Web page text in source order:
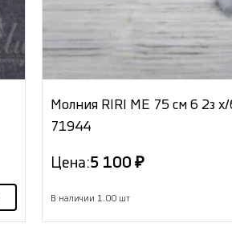
Молния RIRI МЕ 75 см 6 2з х/
71944
Цена:5 100 ₽
В наличии 1.00 шт